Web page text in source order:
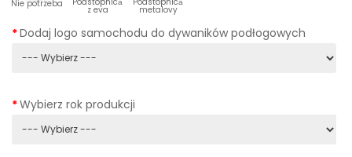
Nie potrzeba
z eva metalovy
Dodaj logo samochodu do dywaników podłogowych
Wybierz rok produkcji